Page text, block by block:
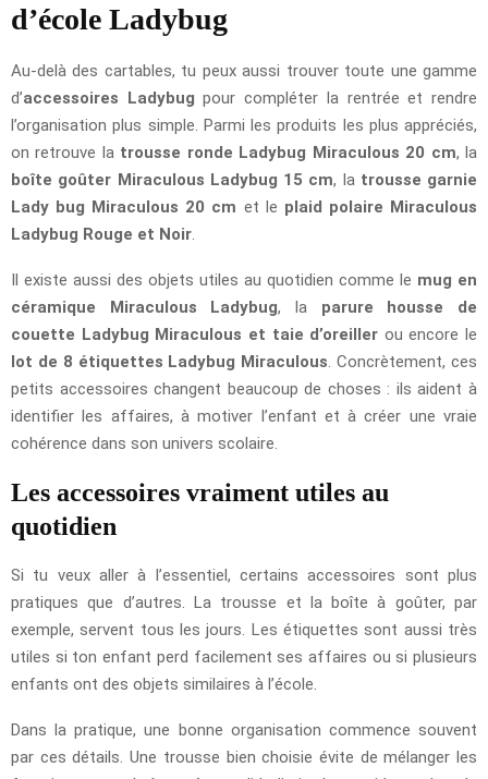
d’école Ladybug
Au-delà des cartables, tu peux aussi trouver toute une gamme
d’accessoires Ladybug pour compléter la rentrée et rendre
l’organisation plus simple. Parmi les produits les plus appréciés,
on retrouve la trousse ronde Ladybug Miraculous 20 cm, la
boîte goûter Miraculous Ladybug 15 cm, la trousse garnie
Lady bug Miraculous 20 cm et le plaid polaire Miraculous
Ladybug Rouge et Noir
Il existe aussi des objets utiles au quotidien comme le mug en
céramique Miraculous Ladybug, la parure housse de
couette Ladybug Miraculous et taie d’oreiller ou encore le
lot de 8 étiquettes Ladybug Miraculous . Concrètement, ces
petits accessoires changent beaucoup de choses : ils aident à
identifier les affaires, à motiver l’enfant et à créer une vraie
cohérence dans son univers scolaire.
Les accessoires vraiment utiles au
quotidien
Si tu veux aller à l’essentiel, certains accessoires sont plus
pratiques que d’autres. La trousse et la boîte à goûter, par
exemple, servent tous les jours. Les étiquettes sont aussi très
utiles si ton enfant perd facilement ses affaires ou si plusieurs
enfants ont des objets similaires à l’école.
Dans la pratique, une bonne organisation commence souvent
par ces détails. Une trousse bien choisie évite de mélanger les